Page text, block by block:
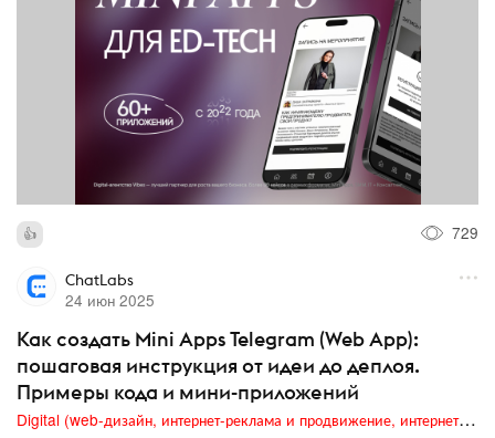
729
ChatLabs
24 июн 2025
Как создать Mini Apps Telegram (Web App):
пошаговая инструкция от идеи до деплоя.
Примеры кода и мини-приложений
Digital (web-дизайн, интернет-реклама и продвижение, интернет-сообщества и блоги, интернет-коммуникации, мобильный маркетинг, реклама на цифровых экранах)